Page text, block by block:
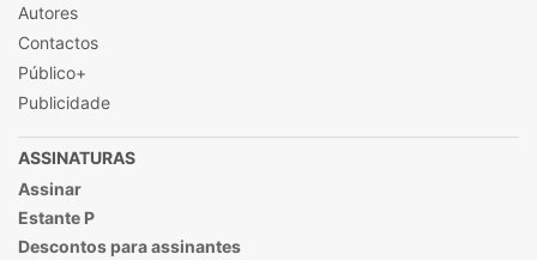
Autores
Contactos
Público+
Publicidade
ASSINATURAS
Assinar
Estante P
Descontos para assinantes